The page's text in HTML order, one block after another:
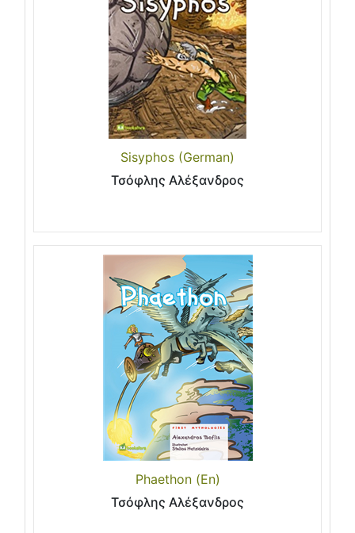
Sisyphos (German)
Τσόφλης Αλέξανδρος
Phaethon (En)
Τσόφλης Αλέξανδρος